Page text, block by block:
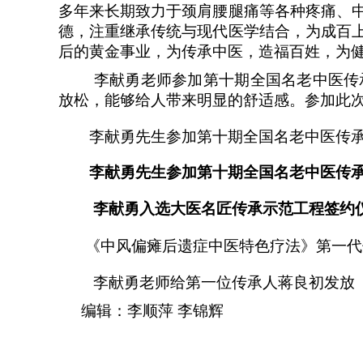
多年来长期致力于颈肩腰腿痛等各种疼痛
德，注重继承传统与现代医学结合，为成百
后的黄金事业，为传承中医，造福百姓，为
李献勇老师参加第十期全国名老中医
放松，能够给人带来明显的舒适感。参加此
李献勇先生参加第十期全国名老中医传
李献勇先生参加第十期全国名老中医传
李献勇入选大医名匠传承示范工程签约
《中风偏瘫后遗症中医特色疗法》第一
李献勇老师给第一位传承人蒋良初发放
编辑：李顺萍 李锦辉